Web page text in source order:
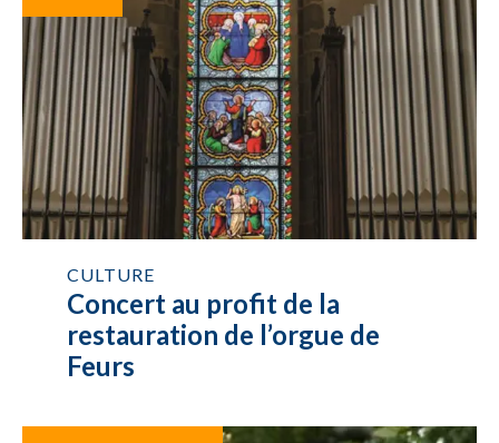
CULTURE
Concert au profit de la
restauration de l’orgue de
Feurs